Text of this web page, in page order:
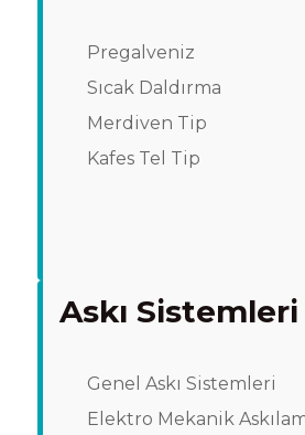
Pregalveniz
Sıcak Daldırma
Merdiven Tip
Kafes Tel Tip
Askı Sistemleri
Genel Askı Sistemleri
Elektro Mekanik